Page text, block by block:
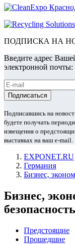
ПОДПИСКА НА
Введите адрес
электронной почты:
Подписавшись на
будете получать
извещения о
выставках на ваш e-mail.
EXPONET.RU
Германия
Бизнес,
Бизнес,
безопасность
Предстоящие
Прошедшие